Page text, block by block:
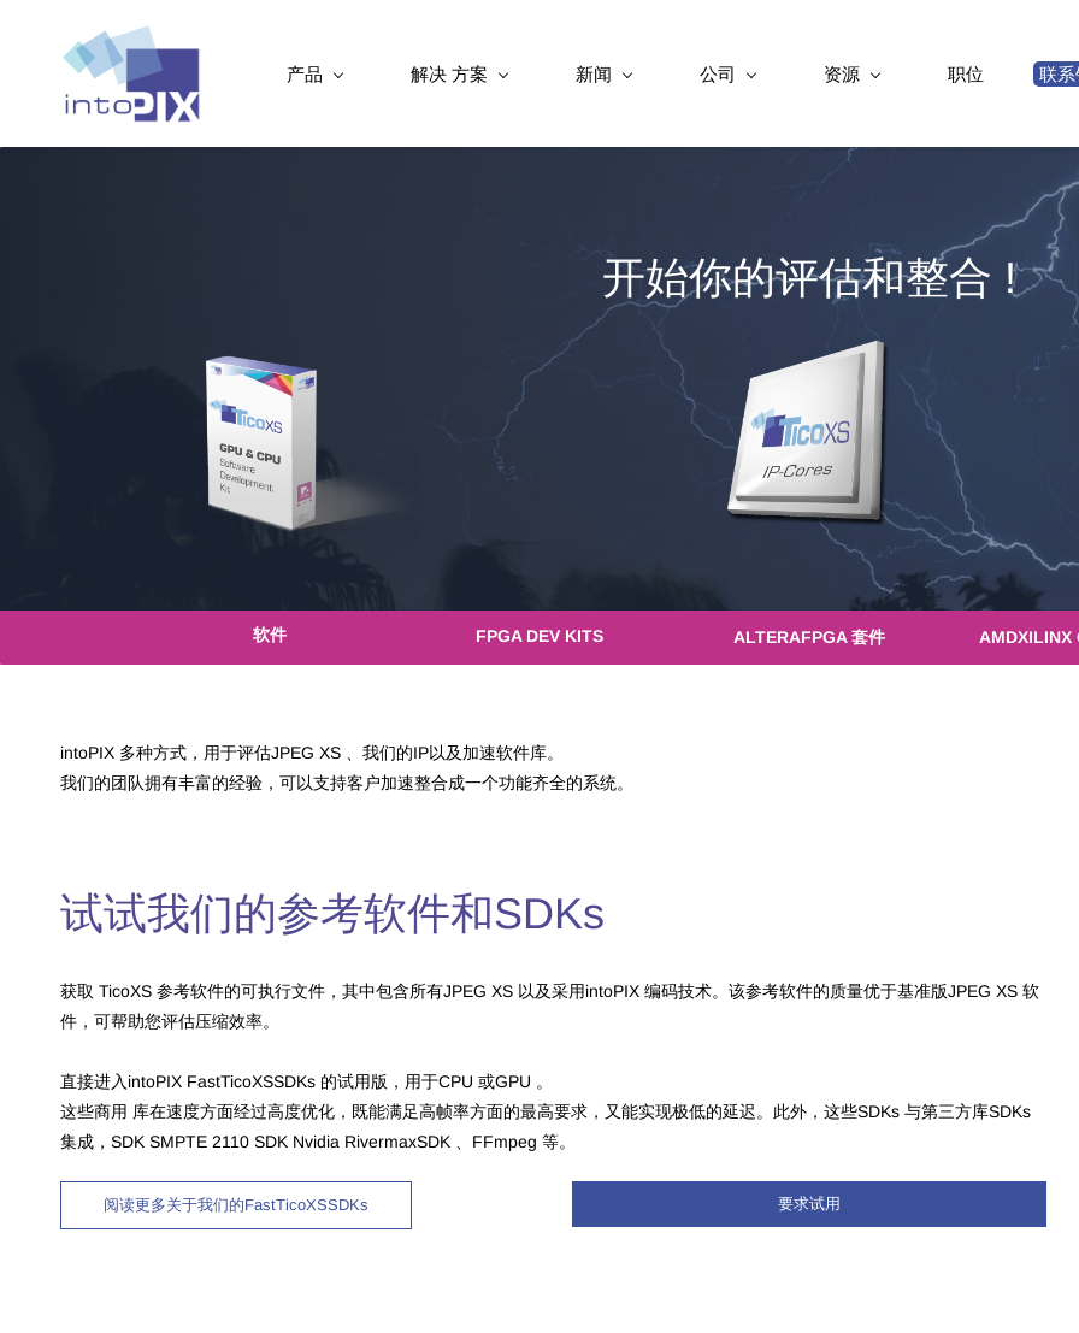
产品 解决 方案 新闻 公司 资源 职位 联系
开始你的评估和整合 !
软件 FPGA DEV KITS ALTERAFPGA 套件 AMDXILINX
intoPIX 多种方式，用于评估JPEG XS 、我们的IP以及加速软件库。
我们的团队拥有丰富的经验，可以支持客户加速整合成一个功能齐全的系统。
试试我们的参考软件和SDKs
获取 TicoXS 参考软件的可执行文件，其中包含所有JPEG XS 以及采用intoPIX 编码技术。该参考软件的质量优于基准版JPEG XS 软
件，可帮助您评估压缩效率。
直接进入intoPIX FastTicoXSSDKs 的试用版，用于CPU 或GPU 。
这些商用 库在速度方面经过高度优化，既能满足高帧率方面的最高要求，又能实现极低的延迟。 此外，这些SDKs 与第三方库SDKs
集成，SDK SMPTE 2110 SDK Nvidia RivermaxSDK 、FFmpeg 等。
阅读更多关于我们的FastTicoXSSDKs 要求试用